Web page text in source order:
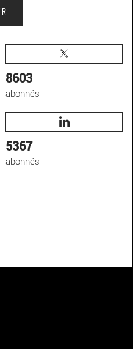
8603
abonnés
5367
abonnés